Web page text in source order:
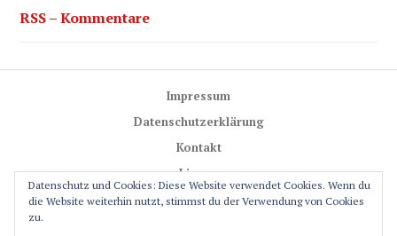
RSS – Kommentare
Impressum
Datenschutzerklärung
Kontakt
Lizenz
Trail-Rules
Datenschutz und Cookies: Diese Website verwendet Cookies. Wenn du
die Website weiterhin nutzt, stimmst du der Verwendung von Cookies
zu.